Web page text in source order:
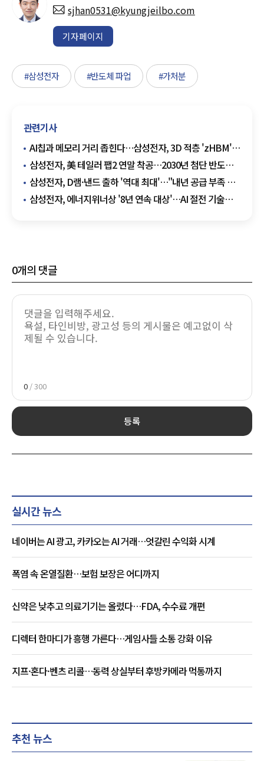
sjhan0531@kyungjeilbo.com
기자페이지
#삼성전자 #반도체 파업 #가처분
관련기사
AI칩과 메모리 거리 좁힌다…삼성전자, 3D 적층 'zHBM'
첫 공개
삼성전자, 美 테일러 팹2 연말 착공…2030년 첨단 반도체
양산 목표
삼성전자, D램·낸드 출하 '역대 최대'…"내년 공급 부족 더
커진다"
삼성전자, 에너지위너상 '8년 연속 대상'…AI 절전 기술
0개의 댓글
0 / 300
등록
실시간 뉴스
네이버는 AI 광고, 카카오는 AI 거래…엇갈린 수익화 시계
폭염 속 온열질환…보험 보장은 어디까지
신약은 낮추고 의료기기는 올렸다…FDA, 수수료 개편
디렉터 한마디가 흥행 가른다…게임사들 소통 강화 이유
지프·혼다·벤츠 리콜…동력 상실부터 후방카메라 먹통까지
추천 뉴스